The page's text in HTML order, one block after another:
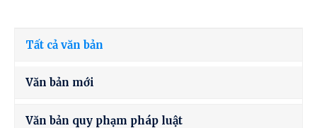
Tất cả văn bản
Văn bản mới
Văn bản quy phạm pháp luật